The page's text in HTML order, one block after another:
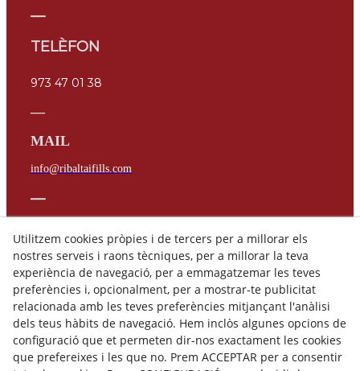
__
TELÈFON
973 47 01 38
MAIL
info@ribaltaifills.com
__
Avís Legal
Política de privadesa
Política de cookies
Canal denuncies
© 08/2026 Ribalta Construccions - Tots els drets reservats.
Utilitzem cookies pròpies i de tercers per a millorar els
nostres serveis i raons tècniques, per a millorar la teva
experiència de navegació, per a emmagatzemar les teves
preferències i, opcionalment, per a mostrar-te publicitat
relacionada amb les teves preferències mitjançant l'anàlisi
dels teus hàbits de navegació. Hem inclòs algunes opcions de
configuració que et permeten dir-nos exactament les cookies
que prefereixes i les que no. Prem ACCEPTAR per a consentir